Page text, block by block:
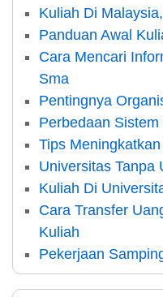
Kuliah Di
Panduan Awal
Cara Mencari
Sma
Pentingnya
Perbedaan
Tips
Universitas Tanpa
Kuliah Di
Cara Transfer
Kuliah
Pekerjaan